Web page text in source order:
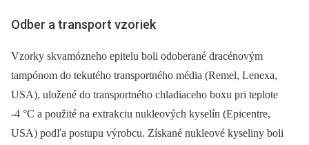
Odber a transport vzoriek
Vzorky skvamózneho epitelu boli odoberané dracénovým
tampónom do tekutého transportného média (Remel, Lenexa,
USA), uložené do transportného chladiaceho boxu pri teplote
-4 °C a použité na extrakciu nukleových kyselín (Epicentre,
USA) podľa postupu výrobcu. Získané nukleové kyseliny boli